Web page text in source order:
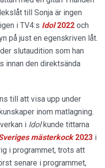
till Sonja är ingen
i TV4:s Idol2022 och
på just en egenskriven låt.
slutaudition som han
innan den direktsända
till att visa upp under
inom matlagning.
i Idolkunde tittarna
mästerkock2023 i
i programmet, trots att
senare i programmet,